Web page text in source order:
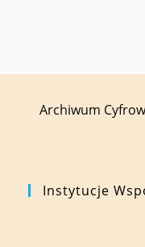
Archiwum
Instytucje